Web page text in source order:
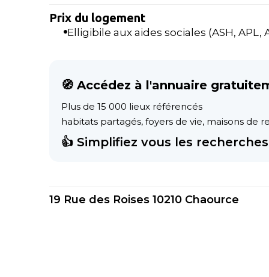
Prix du logement
Elligibile aux aides sociales (ASH, APL,
🧭 Accédez à l'annuaire
Plus de 15 000 lieux référencés
habitats partagés, foyers de vie, maisons de
👍 Simplifiez vous les
19 Rue des Roises 10210 Chaource